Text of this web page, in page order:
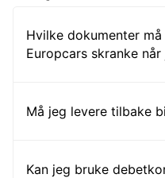
Hvilke dokumenter
Europcars skranke
Må jeg levere tilbake
Kan jeg bruke